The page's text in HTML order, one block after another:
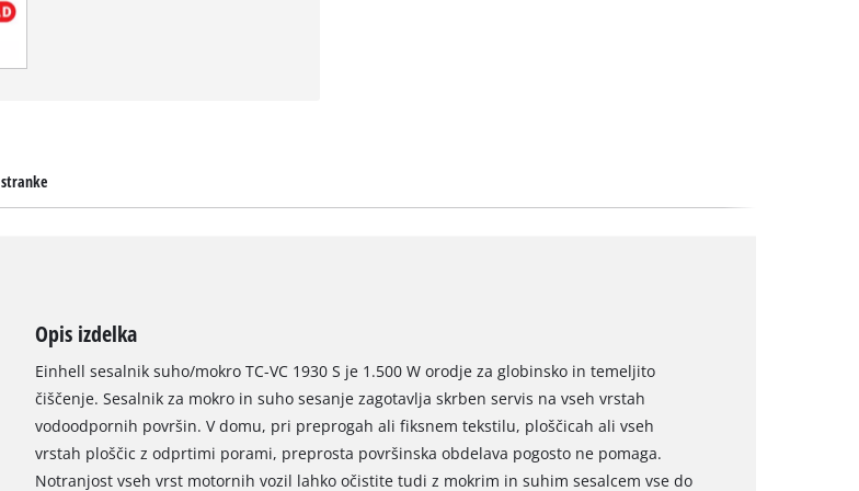
Opis izdelka
Einhell sesalnik suho/mokro TC-VC 1930 S je 1.500 W orodje za globinsko in temeljito
čiščenje. Sesalnik za mokro in suho sesanje zagotavlja skrben servis na vseh vrstah
vodoodpornih površin. V domu, pri preprogah ali fiksnem tekstilu, ploščicah ali vseh
vrstah ploščic z odprtimi porami, preprosta površinska obdelava pogosto ne pomaga.
Notranjost vseh vrst motornih vozil lahko očistite tudi z mokrim in suhim sesalcem vse do